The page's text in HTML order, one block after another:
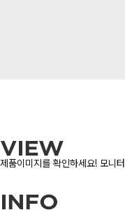
품이미지를 확인하세요! 모니